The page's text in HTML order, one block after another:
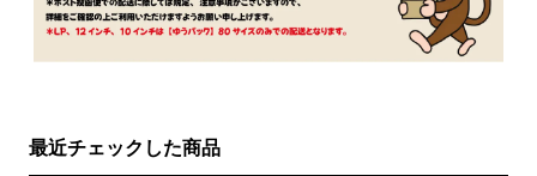
最近チェックした商品